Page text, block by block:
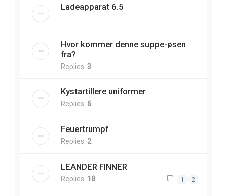
Ladeapparat 6.5
Hvor kommer denne suppe-øsen
fra?
Replies: 3
Kystartillere uniformer
Replies: 6
Feuertrumpf
Replies: 2
LEANDER FINNER
Replies: 18 1 2